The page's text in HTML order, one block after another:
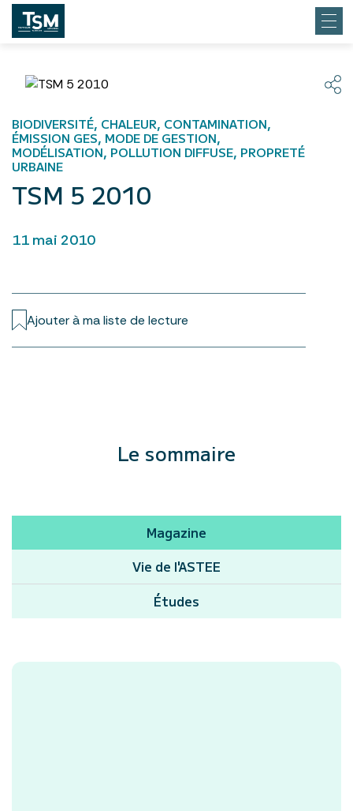
BIODIVERSITÉ, CHALEUR, CONTAMINATION,
ÉMISSION GES, MODE DE GESTION,
MODÉLISATION, POLLUTION DIFFUSE, PROPRETÉ
URBAINE
TSM 5 2010
11 mai 2010
Ajouter à ma liste de lecture
Le sommaire
Magazine
Vie de l'ASTEE
Études